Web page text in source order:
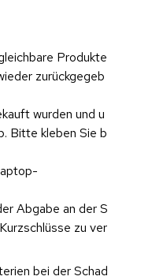
Produkte
zurückgegeb
wurden und u
Bitte kleben Sie b
Abgabe an der S
zu ver
bei der Schad